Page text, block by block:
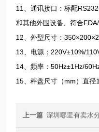
11、通讯接口：标配
和其他外围设备、符合
12、外型尺寸：
13、电源：220V±10%/
14、频率：50Hz±1Hz/
15、秤盘尺寸（mm）直径
上一篇 深圳哪里有卖水